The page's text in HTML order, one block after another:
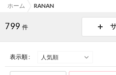
ホーム RANAN
799 件
表示順 :